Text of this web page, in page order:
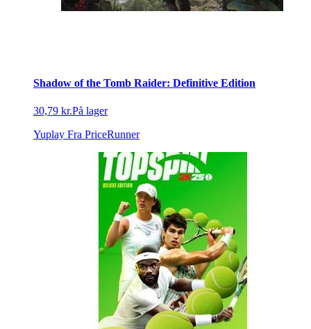
Shadow of the Tomb Raider: Definitive Edition
30,79 kr.På lager
Yuplay Fra PriceRunner